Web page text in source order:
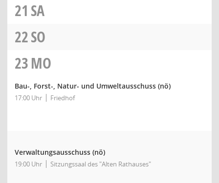
21 SA
22SO
23MO
Bau-, Forst-, Natur- und Umweltausschuss (nö)
17:00 Uhr Friedhof
Verwaltungsausschuss (nö)
19:00 Uhr Sitzungssaal des "Alten Rathauses"